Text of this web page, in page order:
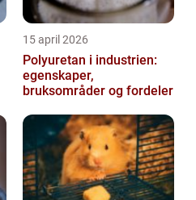
15 april 2026
Polyuretan i industrien:
egenskaper,
bruksområder og fordeler